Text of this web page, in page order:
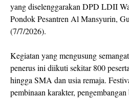
yang diselenggarakan DPD LDII
Pondok Pesantren Al Mansyurin,
(7/7/2026).
Kegiatan yang mengusung
penerus ini diikuti sekitar 800
hingga SMA dan usia remaja.
pembinaan karakter, pengembangan